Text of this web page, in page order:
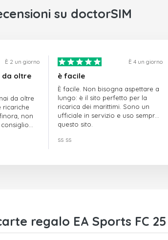
su doctorSIM
È 2 un giorno
da oltre
da oltre
ricariche
non
È 4 un giorno
è facile
È facile. Non bisogna aspettare a
lungo: è il sito perfetto per la
ricarica dei marittimi. Sono un
ufficiale in servizio e uso sempre
questo sito.
ss ss
regalo EA Sports FC 25